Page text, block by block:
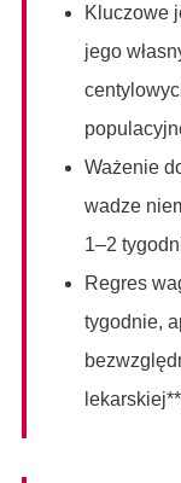
Kluczowe
jego
Ważenie
wadze
1–2
Regres
tygodnie,